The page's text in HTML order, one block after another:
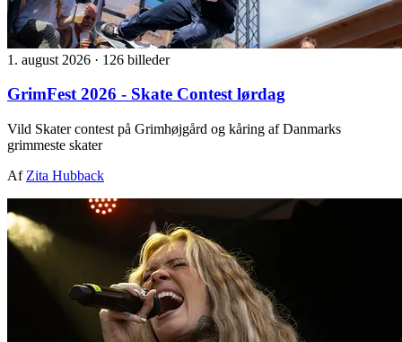
1. august 2026 · 126 billeder
GrimFest 2026 - Skate Contest lørdag
Vild Skater contest på Grimhøjgård og kåring af Danmarks
grimmeste skater
Af Zita Hubback